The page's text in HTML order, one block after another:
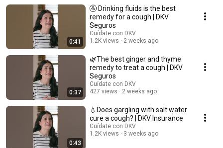
0:41
🚰 Drinking fluids is the best
remedy for a cough | DKV
Seguros
Cuídate con DKV
1.2K views
2 weeks ago
0:37
🌿The best ginger and thyme
remedy to treat a cough | DKV
Seguros
Cuídate con DKV
427 views
2 weeks ago
0:43
💧Does gargling with salt water
cure a cough? | DKV Insurance
Cuídate con DKV
1.2K views
3 weeks ago